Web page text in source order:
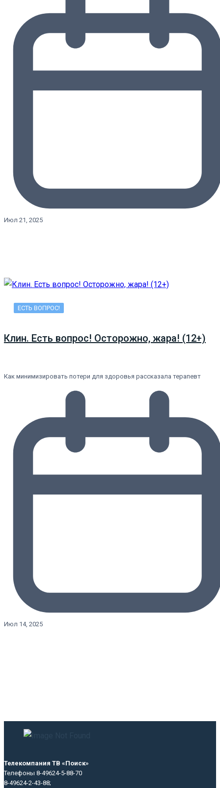
Июл 21, 2025
ЕСТЬ ВОПРОС!
Клин. Есть вопрос! Осторожно, жара! (12+)
Как минимизировать потери для здоровья рассказала терапевт
Июл 14, 2025
Телекомпания ТВ «Поиск»
Телефоны 8-49624-5-88-70
8-49624-2-43-88;